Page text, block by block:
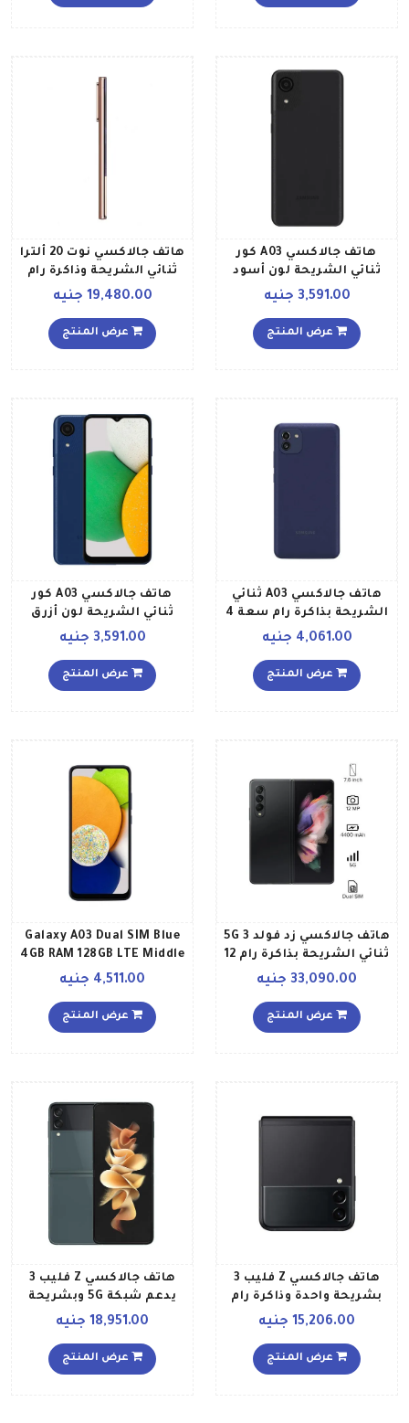
رائع إصدار الشرق الأوسط
هاتف جالاكسي A03 كور
ثنائي الشريحة لون أسود
بذاكرة رام سعة 2 جيجابايت
إصدار الشرق الأوسط
3,591.00 جنيه
عرض المنتج
هاتف جالاكسي نوت 20 ألترا
ثنائي الشريحة وذاكرة رام
بسعة 12 جيجابايت وذاكرة
ويدعم تقنية 5G لون برونزي
19,480.00 جنيه
عرض المنتج
هاتف جالاكسي A03 ثنائي
الشريحة بذاكرة رام سعة 4
جيجابايت وذاكرة داخلية
تقنية 4G LTE، لون أزرق
إصدار الشرق الأوسط
4,061.00 جنيه
عرض المنتج
هاتف جالاكسي A03 كور
ثنائي الشريحة لون أزرق
بذاكرة رام سعة 2 جيجابايت
إصدار الشرق الأوسط
3,591.00 جنيه
عرض المنتج
هاتف جالاكسي زد فولد 3 5G
ثنائي الشريحة بذاكرة رام 12
إصدار الشرق الأوسط
33,090.00 جنيه
عرض المنتج
Galaxy A03 Dual SIM Blue
4GB RAM 128GB LTE Middle
East Version
4,511.00 جنيه
عرض المنتج
هاتف جالاكسي Z فليب 3
بشريحة واحدة وذاكرة رام
سعة 8 جيجابايت وذاكرة
ويدعم تقنية 5G، لون أسود
فانتوم إصدار عالمي
15,206.00 جنيه
عرض المنتج
هاتف جالاكسي Z فليب 3
يدعم شبكة 5G وبشريحة
سعة 256 جيجابايت إصدار
الشرق الأوسط، لون أخضر
18,951.00 جنيه
عرض المنتج